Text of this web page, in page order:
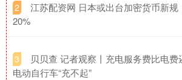
2
江苏配资网 日本或出台加密货币新规
20%
3
贝贝查 记者观察丨充电服务费比电
电动自行车“充不起”